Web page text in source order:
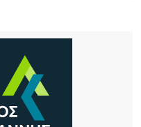
Κορινθία για